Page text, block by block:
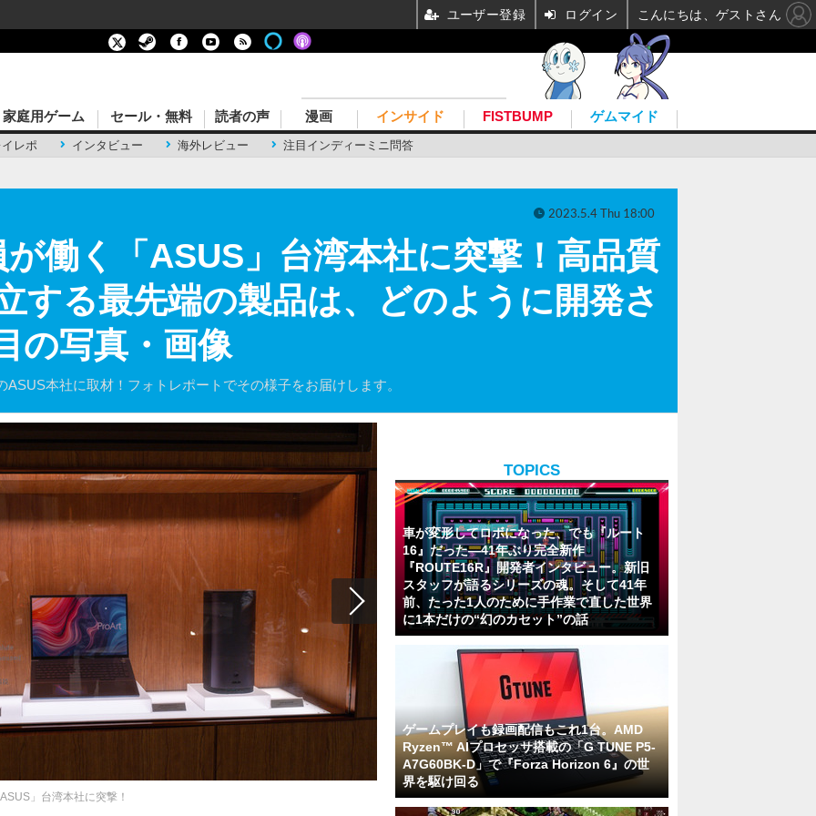
レポ インタビュー 海外レビュー 注目インディーミニ問答
家庭用ゲーム セール・無料 読者の声 漫画 インサイド FISTBUMP ゲムマイド
働く「ASUS」台湾本社に突撃！高品質
する最先端の製品は、どのように開発さ
の写真・画像
本社に取材！フォトレポートでその様子をお届けします。
2023.5.4 Thu 18:00
」台湾本社に突撃！
TOPICS
車が変形してロボになった、でも『ルート
16』だった―41年ぶり完全新作
『ROUTE16R』開発者インタビュー。新旧
スタッフが語るシリーズの魂。そして41年
前、たった1人のために手作業で直した世界
に1本だけの“幻のカセット”の話
ゲームプレイも録画配信もこれ1台。AMD
Ryzen™ AIプロセッサ搭載の「G TUNE P5-
A7G60BK-D」で『Forza Horizon 6』の世
界を駆け回る
ユーザー登録 ログイン こんにちは、ゲストさん